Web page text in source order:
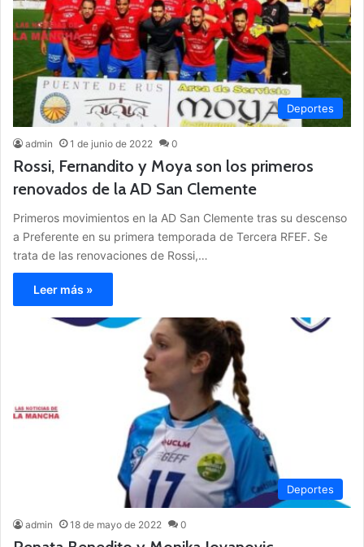
Deportes
admin 1 de junio de 2022 0
Rossi, Fernandito y Moya son los primeros
renovados de la AD San Clemente
Primeros movimientos en la AD San Clemente tras su descenso
a Preferente en su primera temporada de Tercera RFEF. Se
trata de las renovaciones de Rossi,…
Leer más »
Deportes
admin 18 de mayo de 2022 0